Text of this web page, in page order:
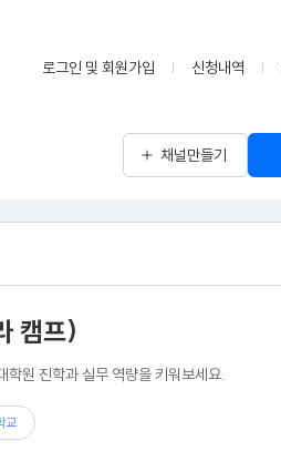
로그인 및 회원가입 신청내역
채널만들기
캠프)
원 진학과 실무 역량을 키워보세요.
교